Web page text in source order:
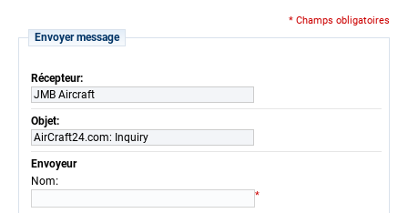
* Champs obligatoires
Envoyer message
Récepteur:
JMB Aircraft
Objet:
AirCraft24.com: Inquiry
Envoyeur
Nom:
*